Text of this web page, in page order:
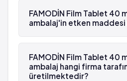
Bitkinlik
Ürtiker
Tat alma bozukluğu
Karında ağrı ve şişkinlik
Seyrek: 1,000 hastanın
(%0.1 - %0.01)
ambalaj beyaz reçetelidir.
FAMODİN Film Tablet 40
ambalaj'in etken maddesi
FAMODİN Film Tablet 40 mg
ambalaj'in etken maddesi
FAMODİN Film Tablet 40
ambalaj hangi firma
üretilmektedir?